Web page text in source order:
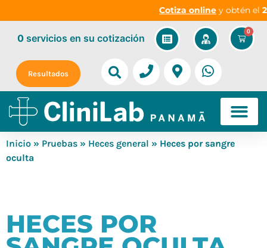
Cotiza onliney obtén el
0
0servicios en su cotización
Resultados
Inicio » Pruebas » Heces general » Heces por sangre
oculta
HECES POR